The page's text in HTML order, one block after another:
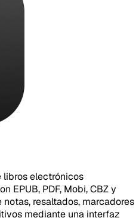
libros electrónicos
EPUB, PDF, Mobi, CBZ y
resaltados, marcadores
mediante una interfaz